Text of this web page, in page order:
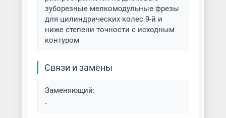
зуборезные мелкомодульные фрезы
для цилиндрических колес 9-й и
ниже степени точности с исходным
контуром
Связи и замены
Заменяющий:
-